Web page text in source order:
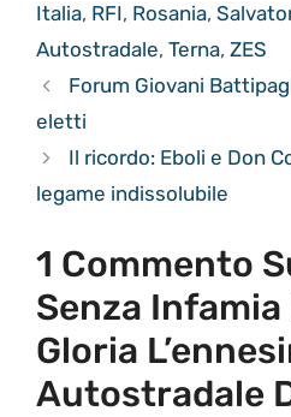
Italia, RFI, Rosania,
Autostradale, Terna, ZES
Forum Giovani
eletti
Il ricordo: Eboli e Don
legame indissolubile
1 Commento
Senza Infamia
Gloria
Autostradale